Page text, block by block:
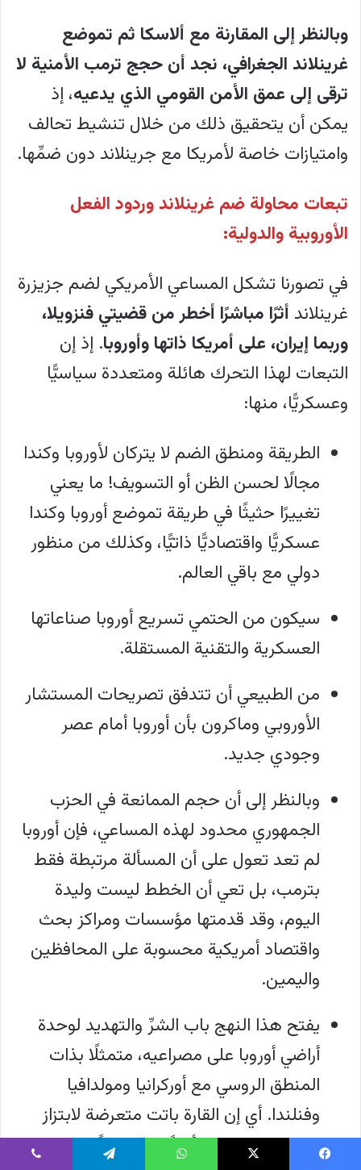
وبالنظر إلى المقارنة مع ألاسكا ثم تموضع
غرينلاند الجغرافي، نجد أن حجج ترمب الأمنية لا
ترقى إلى عمق الأمن القومي الذي يدعيه، إذ
يمكن أن يتحقيق ذلك من خلال تنشيط تحالف
وامتيازات خاصة لأمريكا مع جرينلاند دون ضمِّها.
تبعات محاولة ضم غرينلاند وردود الفعل
الأوروبية والدولية:
في تصورنا تشكل المساعي الأمريكي لضم جزيزرة
غرينلاند أثرًا مباشرًا أخطر من قضيتي فنزويلا،
وربما إيران، على أمريكا ذاتها وأوروبا. إذ إن
التبعات لهذا التحرك هائلة ومتعددة سياسيًّا
وعسكريًّا، منها:
الطريقة ومنطق الضم لا يتركان لأوروبا وكندا
مجالًا لحسن الظن أو التسويف! ما يعني
تغييرًا حثيثًا في طريقة تموضع أوروبا وكندا
عسكريًّا واقتصاديًّا ذاتيًّا، وكذلك من منظور
دولي مع باقي العالم.
سيكون من الحتمي تسريع أوروبا صناعاتها
العسكرية والتقنية المستقلة.
من الطبيعي أن تتدفق تصريحات المستشار
الأوروبي وماكرون بأن أوروبا أمام عصر
وجودي جديد.
وبالنظر إلى أن حجم الممانعة في الحزب
الجمهوري محدود لهذه المساعي، فإن أوروبا
لم تعد تعول على أن المسألة مرتبطة فقط
بترمب، بل تعي أن الخطط ليست وليدة
اليوم، وقد قدمتها مؤسسات ومراكز بحث
واقتصاد أمريكية محسوبة على المحافظين
واليمين.
يفتح هذا النهج باب الشرِّ والتهديد لوحدة
أراضي أوروبا على مصراعيه، متمثلًا بذات
المنطق الروسي مع أوركرانيا ومولدافيا
وفنلندا. أي إن القارة باتت متعرضة لابتزاز
واشنطن وموسكو أمنيًّا واقتصاديًّا!